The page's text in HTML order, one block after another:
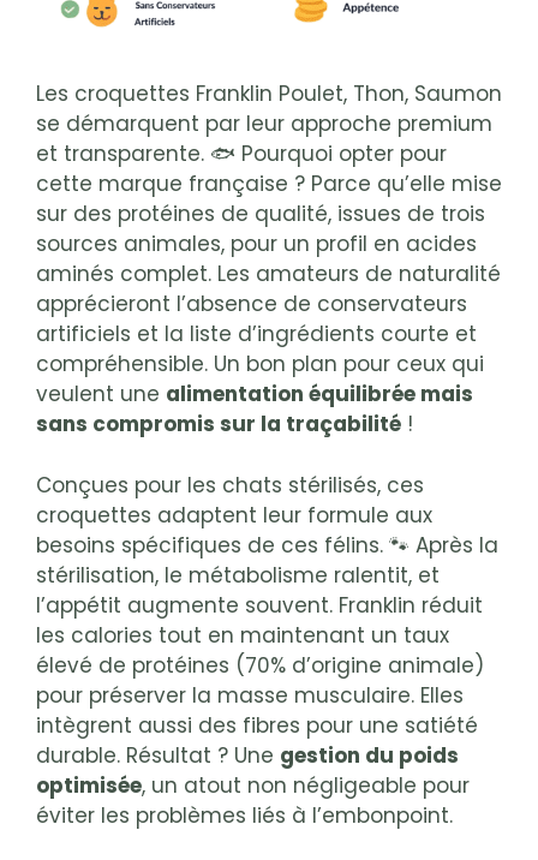
Les croquettes Franklin Poulet, Thon, Saumon
se démarquent par leur approche premium
et transparente. 🐟 Pourquoi opter pour
cette marque française ? Parce qu’elle mise
sur des protéines de qualité, issues de trois
sources animales, pour un profil en acides
aminés complet. Les amateurs de naturalité
apprécieront l’absence de conservateurs
artificiels et la liste d’ingrédients courte et
compréhensible. Un bon plan pour ceux qui
veulent une alimentation équilibrée mais
sans compromis sur la traçabilité !
Conçues pour les chats stérilisés, ces
croquettes adaptent leur formule aux
besoins spécifiques de ces félins. 🐾 Après la
stérilisation, le métabolisme ralentit, et
l’appétit augmente souvent. Franklin réduit
les calories tout en maintenant un taux
élevé de protéines (70% d’origine animale)
pour préserver la masse musculaire. Elles
intègrent aussi des fibres pour une satiété
durable. Résultat ? Une gestion du poids
optimisée, un atout non négligeable pour
éviter les problèmes liés à l’embonpoint.